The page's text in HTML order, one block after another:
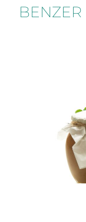
BENZER